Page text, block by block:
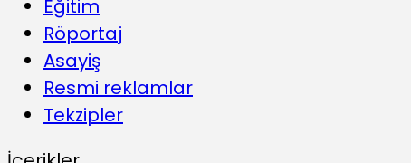
Eğitim
Röportaj
Asayiş
Resmi reklamlar
Tekzipler